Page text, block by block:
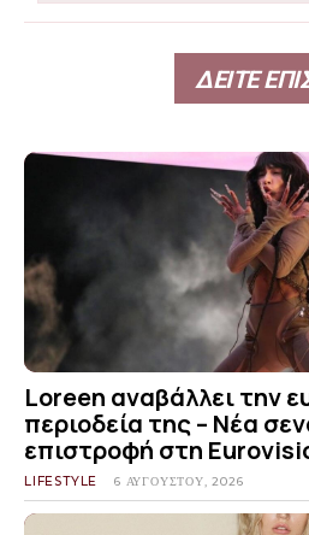
ΔΕΙΤΕ
Loreen αναβάλλει την
περιοδεία της – Νέα
επιστροφή στη
LIFESTYLE 6 ΑΥΓΟΎΣΤΟΥ, 2026